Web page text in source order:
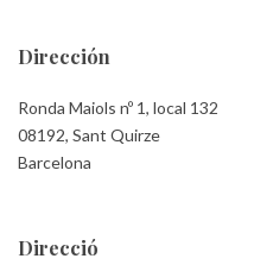
Dirección
Ronda Maiols nº 1, local 132
08192, Sant Quirze
Barcelona
Direcció